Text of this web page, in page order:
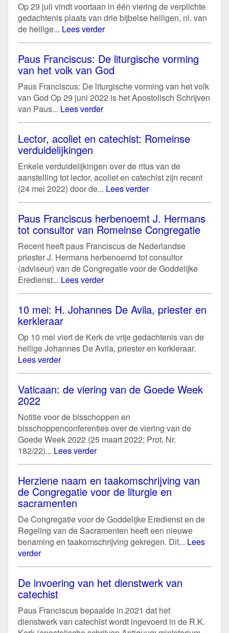
Op 29 juli vindt voortaan in één viering de verplichte
gedachtenis plaats van drie bijbelse heiligen, nl. van
de heilige... Lees verder
Paus Franciscus: De liturgische vorming
van het volk van God
Paus Franciscus: De liturgische vorming van het volk
van God Op 29 juni 2022 is het Apostolisch Schrijven
van Paus... Lees verder
Lector, acoliet en catechist: Romeinse
verduidelijkingen
Enkele verduidelijkingen over de ritus van de
aanstelling tot lector, acoliet en catechist zijn recent
(24 mei 2022) door de... Lees verder
Paus Franciscus herbenoemt J. Hermans
tot consultor van Romeinse Congregatie
Recent heeft paus Franciscus de Nederlandse
priester J. Hermans herbenoemd tot consultor
(adviseur) van de Congregatie voor de Goddelijke
Eredienst... Lees verder
10 mei: H. Johannes De Avila, priester en
kerkleraar
Op 10 mei viert de Kerk de vrije gedachtenis van de
heilige Johannes De Avila, priester en kerkleraar.
Lees verder
Vaticaan: de viering van de Goede Week
2022
Notitie voor de bisschoppen en
bisschoppenconferenties over de viering van de
Goede Week 2022 (25 maart 2022; Prot. Nr.
182/22)... Lees verder
Herziene naam en taakomschrijving van
de Congregatie voor de liturgie en
sacramenten
De Congregatie voor de Goddelijke Eredienst en de
Regeling van de Sacramenten heeft een nieuwe
benaming en taakomschrijving gekregen. Dit... Lees
verder
De invoering van het dienstwerk van
catechist
Paus Franciscus bepaalde in 2021 dat het
dienstwerk van catechist wordt ingevoerd in de R.K.